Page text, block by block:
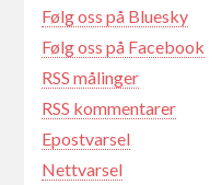
Følg oss på Bluesky
Følg oss på Facebook
RSS målinger
RSS kommentarer
Epostvarsel
Nettvarsel